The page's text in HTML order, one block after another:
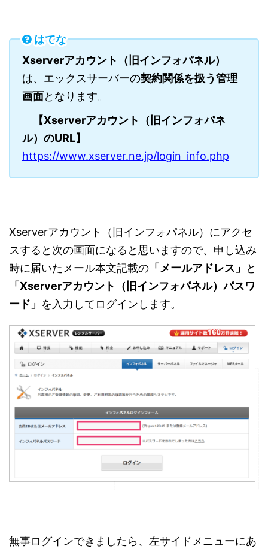
はてな
Xserverアカウント（旧インフォパネル）
は、エックスサーバーの契約関係を扱う管理
画面となります。
【Xserverアカウント（旧インフォパネ
ル）のURL】
https://www.xserver.ne.jp/login_info.php
Xserverアカウント（旧インフォパネル）にアクセ
スすると次の画面になると思いますので、申し込み
時に届いたメール本文記載の 「メールアドレス」
と
「Xserverアカウント（旧インフォパネル）パスワ
ード」 を入力してログインします。
無事ログインできましたら、左サイドメニューにあ